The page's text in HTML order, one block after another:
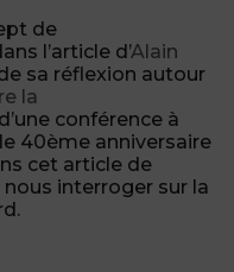
de
l’article d’Alain
sa réflexion autour
la
conférence à
40ème anniversaire
cet article de
nous interroger sur la